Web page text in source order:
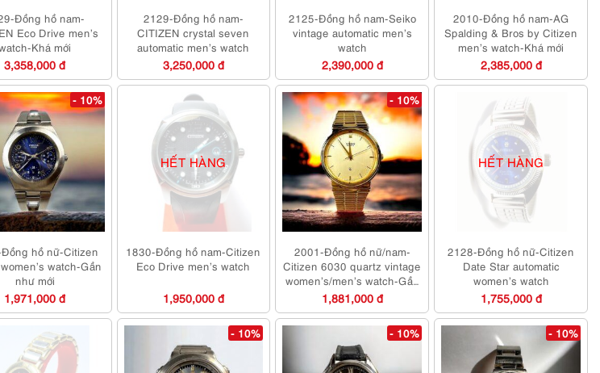
Đồng hồ nam-
Eco Drive men’s
Khá mới
3,358,000 đ
2129-Đồng hồ nam-
CITIZEN crystal seven
automatic men’s watch
3,250,000 đ
2125-Đồng hồ nam-Seiko
vintage automatic men’s
watch
2,390,000 đ
2010-Đồng hồ nam-AG
Spalding & Bros by Citizen
men’s watch-Khá mới
2,385,000 đ
- 10%
hồ nữ-Citizen
watch-Gần
như mới
1,971,000 đ
HẾT HÀNG
1830-Đồng hồ nam-Citizen
Eco Drive men’s watch
1,950,000 đ
- 10%
2001-Đồng hồ nữ/nam-
Citizen 6030 quartz vintage
women’s/men’s watch-Gần
như mới
1,881,000 đ
HẾT HÀNG
2128-Đồng hồ nữ-Citizen
Date Star automatic
women’s watch
1,755,000 đ
- 10% - 10% - 10%